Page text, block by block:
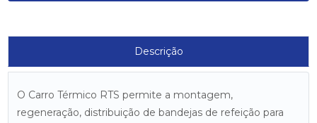
Descrição
O Carro Térmico RTS permite a montagem,
regeneração, distribuição de bandejas de refeição para